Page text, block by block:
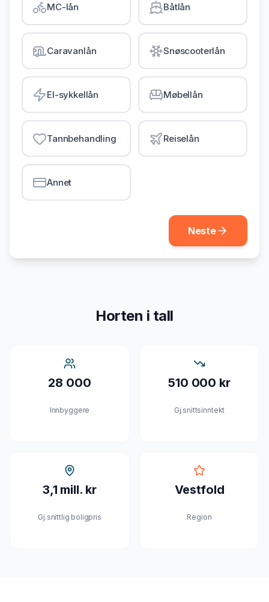
Gjeldsordning
Inkassohjelp
LÅN & KREDITT
Smålån
Lån uten sikkerhet
Kredittkort
Lån på dagen
MC-lån Båtlån
Caravanlån Snøscooterlån
El-sykkellån Møbellån
Tannbehandling Reiselån
Annet
Neste
Horten i tall
28 000
Innbyggere
510 000 kr
Gj.snittsinntekt
3,1 mill. kr
Gj.snittlig boligpris
Vestfold
Region